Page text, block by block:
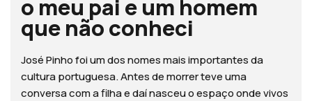
o meu pai e um homem
que não conheci
José Pinho foi um dos nomes mais importantes da
cultura portuguesa. Antes de morrer teve uma
conversa com a filha e daí nasceu o espaço onde vivos